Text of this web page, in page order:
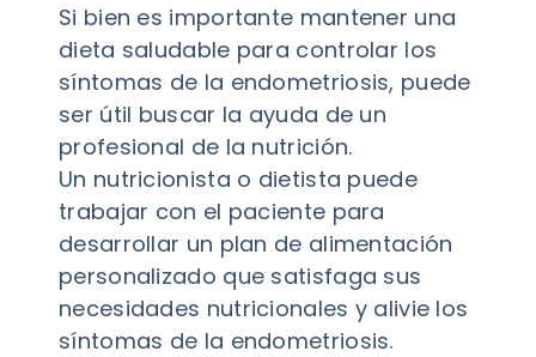
Si bien es importante mantener una
dieta saludable para controlar los
síntomas de la endometriosis, puede
ser útil buscar la ayuda de un
profesional de la nutrición.
Un nutricionista o dietista puede
trabajar con el paciente para
desarrollar un plan de alimentación
personalizado que satisfaga sus
necesidades nutricionales y alivie los
síntomas de la endometriosis.